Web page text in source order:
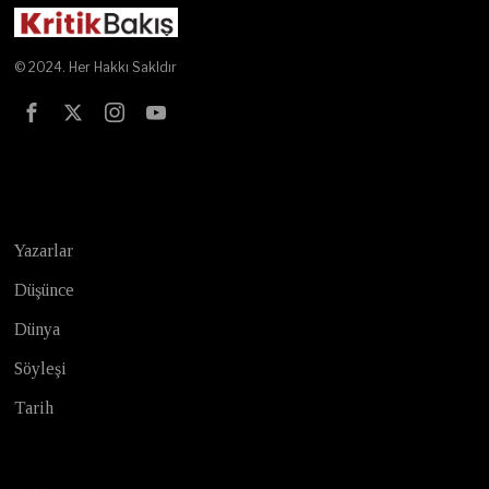
© 2024. Her Hakkı Sakldır
Yazarlar
Düşünce
Dünya
Söyleşi
Tarih